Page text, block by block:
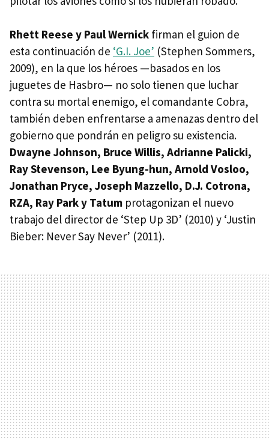
Rhett Reese y Paul Wernick firman el guion de
esta continuación de ‘G.I. Joe’ (Stephen Sommers,
2009), en la que los héroes —basados en los
juguetes de Hasbro— no solo tienen que luchar
contra su mortal enemigo, el comandante Cobra,
también deben enfrentarse a amenazas dentro del
gobierno que pondrán en peligro su existencia.
Dwayne Johnson, Bruce Willis, Adrianne Palicki,
Ray Stevenson, Lee Byung-hun, Arnold Vosloo,
Jonathan Pryce, Joseph Mazzello, D.J. Cotrona,
RZA, Ray Park y Tatum protagonizan el nuevo
trabajo del director de ‘Step Up 3D’ (2010) y ‘Justin
Bieber: Never Say Never’ (2011).